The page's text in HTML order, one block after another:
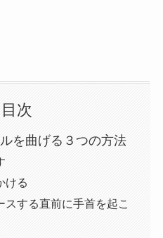
目次
を曲げる３つの方法
ける
スする直前に手首を起こ